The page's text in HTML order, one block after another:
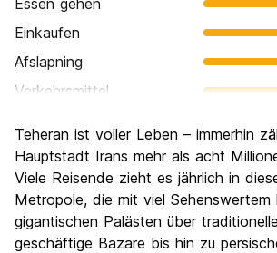
Essen gehen
Einkaufen
Afslapning
Verkehrsmittel
Kultur
Nachtleben / Party
Preis-Leistungsverhältnis
Teheran ist voller Leben – immerhin
Hauptstadt Irans mehr als acht
Viele Reisende zieht es jährlich in
Metropole, die mit viel
gigantischen Palästen über
geschäftige Bazare bis hin zu